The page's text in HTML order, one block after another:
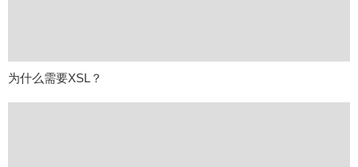
为什么需要XSL？